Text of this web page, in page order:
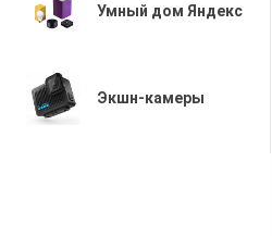
Умный дом Яндекс
Экшн-камеры